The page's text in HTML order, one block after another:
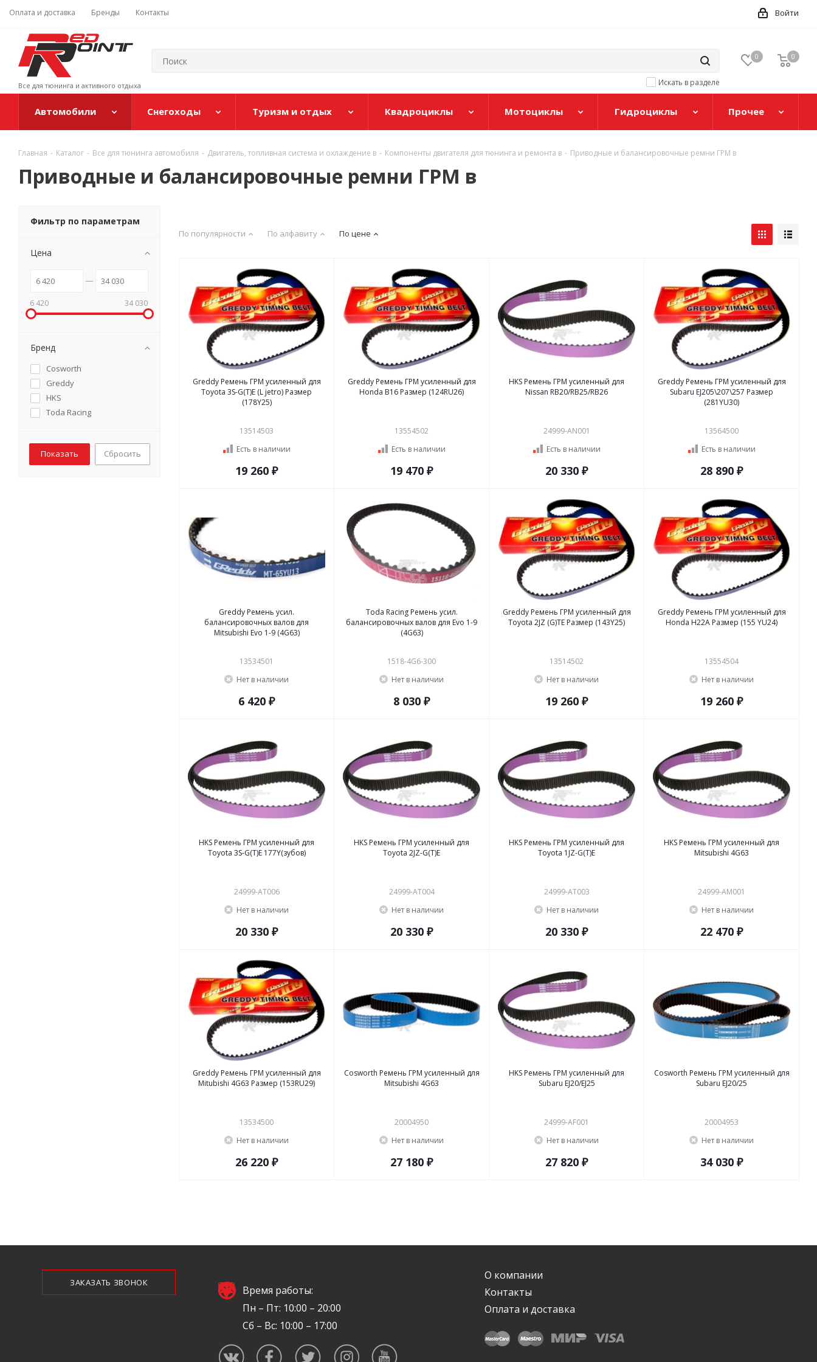
Оплата и доставка Бренды Контакты Войти
Все для тюнинга и активного отдыха Искать в разделе
0 0
Автомобили Снегоходы Туризм и отдых Квадроциклы Мотоциклы Гидроциклы Прочее
Главная - Каталог - Все для тюнинга автомобиля - Двигатель, топливная система и охлаждение в - Компоненты двигателя для тюнинга и ремонта в - Приводные и балансировочные ремни ГРМ в
Приводные и балансировочные ремни ГРМ в
По популярности По алфавиту По цене
Greddy Ремень ГРМ усиленный для
Toyota 3S-G(T)E (L jetro) Размер
(178Y25)
13514503
Есть в наличии
19 260 ₽
Greddy Ремень ГРМ усиленный для
Honda B16 Размер (124RU26)
13554502
Есть в наличии
19 470 ₽
HKS Ремень ГРМ усиленный для
Nissan RB20/RB25/RB26
24999-AN001
Есть в наличии
20 330 ₽
Greddy Ремень ГРМ усиленный для
Subaru EJ205\207\257 Размер
(281YU30)
13564500
Есть в наличии
28 890 ₽
Greddy Ремень усил.
балансировочных валов для
Mitsubishi Evo 1-9 (4G63)
13534501
Нет в наличии
6 420 ₽
Toda Racing Ремень усил.
балансировочных валов для Evo 1-9
(4G63)
1518-4G6-300
Нет в наличии
8 030 ₽
Greddy Ремень ГРМ усиленный для
Toyota 2JZ (G)TE Размер (143Y25)
13514502
Нет в наличии
19 260 ₽
Greddy Ремень ГРМ усиленный для
Honda H22A Размер (155 YU24)
13554504
Нет в наличии
19 260 ₽
HKS Ремень ГРМ усиленный для
Toyota 3S-G(T)E 177Y(зубов)
24999-AT006
Нет в наличии
20 330 ₽
HKS Ремень ГРМ усиленный для
Toyota 2JZ-G(T)E
24999-AT004
Нет в наличии
20 330 ₽
HKS Ремень ГРМ усиленный для
Toyota 1JZ-G(T)E
24999-AT003
Нет в наличии
20 330 ₽
HKS Ремень ГРМ усиленный для
Mitsubishi 4G63
24999-AM001
Нет в наличии
22 470 ₽
Greddy Ремень ГРМ усиленный для
Mitubishi 4G63 Размер (153RU29)
13534500
Нет в наличии
26 220 ₽
Cosworth Ремень ГРМ усиленный для
Mitsubishi 4G63
20004950
Нет в наличии
27 180 ₽
HKS Ремень ГРМ усиленный для
Subaru EJ20/EJ25
24999-AF001
Нет в наличии
27 820 ₽
Cosworth Ремень ГРМ усиленный для
Subaru EJ20/25
20004953
Нет в наличии
34 030 ₽
Фильтр по параметрам
Цена
6 420 34 030
Бренд
Cosworth
Greddy
HKS
Toda Racing
Сбросить
ЗАКАЗАТЬ ЗВОНОК
Время работы:
Пн – Пт: 10:00 – 20:00
Сб – Вс: 10:00 – 17:00
О компании
Контакты
Оплата и доставка